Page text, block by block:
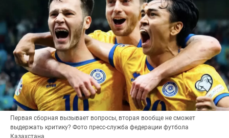
Первая сборная вызывает вопросы, вторая вообще не сможет
выдержать критику? Фото пресс-служба федерации футбола
Казахстана